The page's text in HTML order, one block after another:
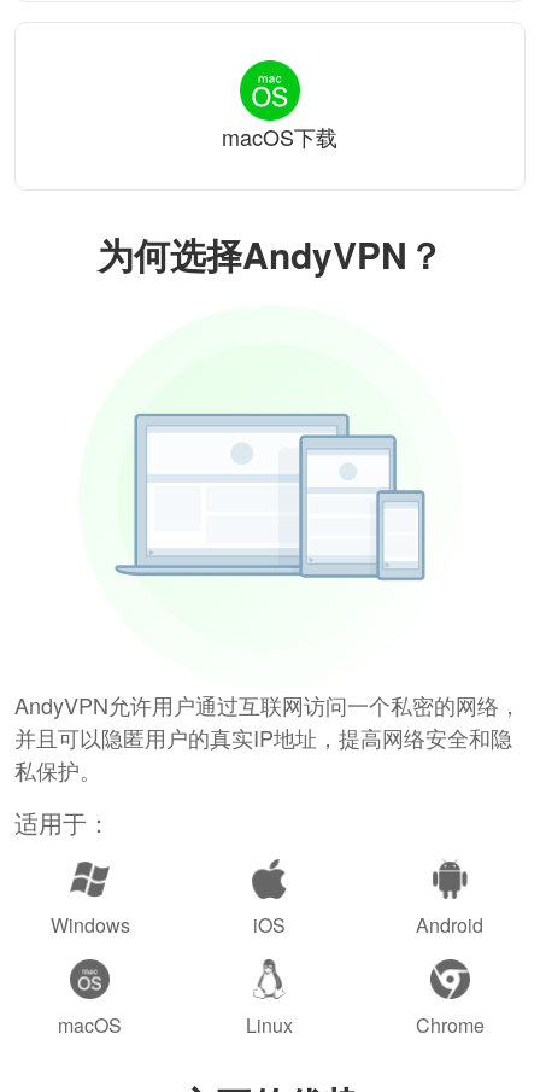
为何选择AndyVPN？
AndyVPN允许用户通过互联网访问一个私密的网络，
并且可以隐匿用户的真实IP地址，提高网络安全和隐
私保护。
适用于：
Windows iOS Android
macOS Linux Chrome
macOS下载